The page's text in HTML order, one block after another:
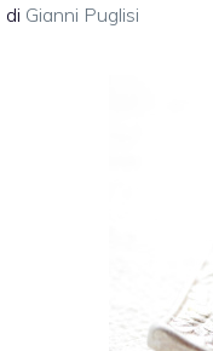
di Gianni Puglisi